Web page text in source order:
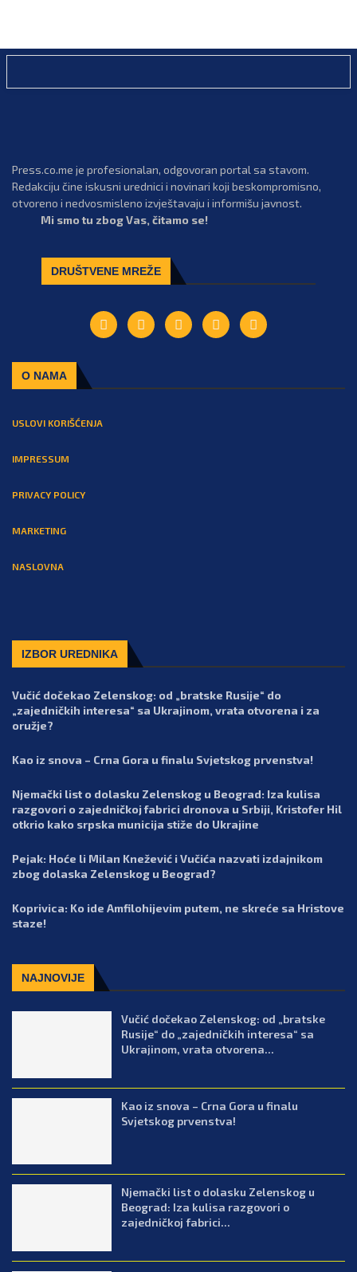
Press.co.me je profesionalan, odgovoran portal sa stavom.
Redakciju čine iskusni urednici i novinari koji beskompromisno,
otvoreno i nedvosmisleno izvještavaju i informišu javnost.
Mi smo tu zbog Vas, čitamo se!
DRUŠTVENE MREŽE
O NAMA
USLOVI KORIŠĆENJA
IMPRESSUM
PRIVACY POLICY
MARKETING
NASLOVNA
IZBOR UREDNIKA
Vučić dočekao Zelenskog: od „bratske Rusije“ do
„zajedničkih interesa“ sa Ukrajinom, vrata otvorena i za
oružje?
Kao iz snova – Crna Gora u finalu Svjetskog prvenstva!
Njemački list o dolasku Zelenskog u Beograd: Iza kulisa
razgovori o zajedničkoj fabrici dronova u Srbiji, Kristofer Hil
otkrio kako srpska municija stiže do Ukrajine
Pejak: Hoće li Milan Knežević i Vučića nazvati izdajnikom
zbog dolaska Zelenskog u Beograd?
Koprivica: Ko ide Amfilohijevim putem, ne skreće sa Hristove
staze!
NAJNOVIJE
Vučić dočekao Zelenskog: od „bratske
Rusije“ do „zajedničkih interesa“ sa
Ukrajinom, vrata otvorena...
Kao iz snova – Crna Gora u finalu
Svjetskog prvenstva!
Njemački list o dolasku Zelenskog u
Beograd: Iza kulisa razgovori o
zajedničkoj fabrici...